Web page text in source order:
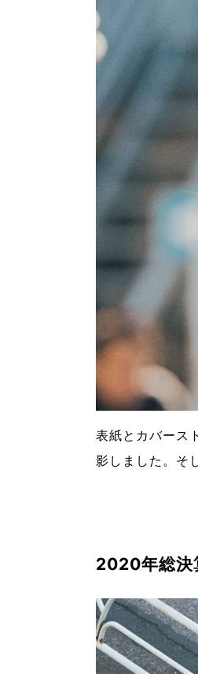
表紙とカバース
影しました。そ
2020年総決